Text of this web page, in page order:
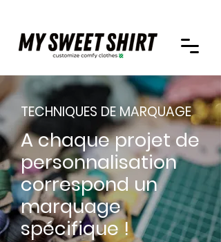
TECHNIQUES DE MARQUAGE
A chaque projet de
personnalisation
correspond un
marquage
spécifique !